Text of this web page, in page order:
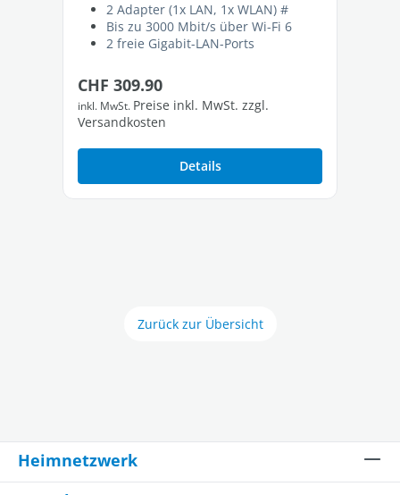
2 Adapter (1x LAN, 1x WLAN) #
Bis zu 3000 Mbit/s über Wi-Fi 6
2 freie Gigabit-LAN-Ports
Regulärer Preis:
CHF 309.90
inkl. MwSt. Preise inkl. MwSt. zzgl.
Versandkosten
Details
Zurück zur Übersicht
Heimnetzwerk